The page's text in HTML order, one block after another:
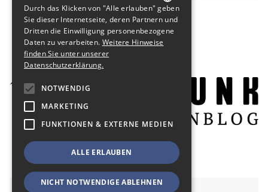
GERMAN
ENGLISH
Durch das Klicken von "Alle erlauben" geben
Sie dieser Internetseite, deren Partnern und
Dritten die Einwilligung personenbezogene
Daten zu verarbeiten. Weitere Hinweise
finden Sie unter unserer
Datenschutzerklärung.
NOTWENDIG
MARKETING
FUNKTIONEN & EXTERNE MEDIEN
ALLE ERLAUBEN
NICHT NOTWENDIGE ABLEHNEN